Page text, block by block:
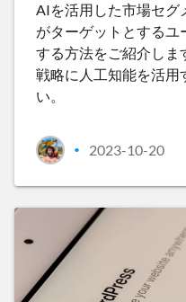
AIを活用した市場セグ
がターゲットとするユ
する方法をご紹介しま
戦略に人工知能を活用
い。
• 2023-10-20